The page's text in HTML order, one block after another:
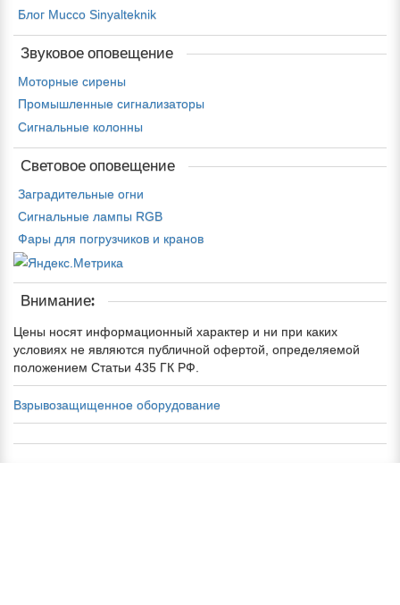
Блог Mucco Sinyalteknik
Звуковое оповещение
Моторные сирены
Промышленные сигнализаторы
Сигнальные колонны
Световое оповещение
Заградительные огни
Сигнальные лампы RGB
Фары для погрузчиков и кранов
Внимание:
Цены носят информационный характер и ни при каких
условиях не являются публичной офертой, определяемой
положением Статьи 435 ГК РФ.
Взрывозащищенное оборудование